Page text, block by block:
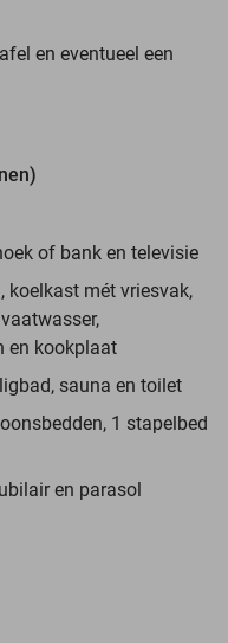
en eventueel een
of bank en televisie
koelkast mét vriesvak,
en kookplaat
sauna en toilet
1 stapelbed
en parasol